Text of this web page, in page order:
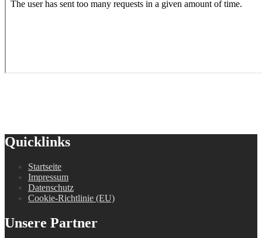
Quicklinks
Startseite
Impressum
Datenschutz
Cookie-Richtlinie (EU)
Unsere Partner